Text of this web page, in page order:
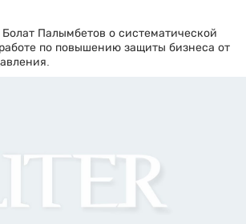
Палымбетов о систематической
по повышению защиты бизнеса от